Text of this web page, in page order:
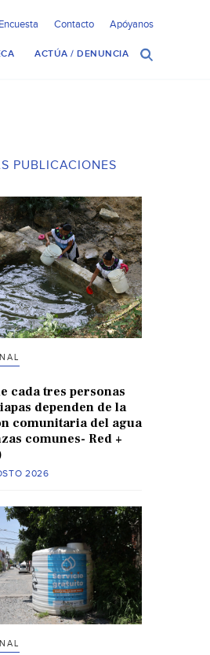
Encuesta Contacto Apóyanos
ACTÚA / DENUNCIA
PUBLICACIONES
cada tres personas
dependen de la
comunitaria del agua
comunes- Red +
2026